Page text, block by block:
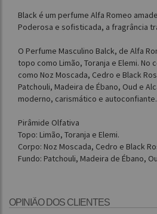
Black é um perfume Alfa Romeo
Poderosa e sofisticada, a fragrância
O Perfume Masculino Balck, de Alfa
topo como Limão, Toranja e Elemi. No
como Noz Moscada, Cedro e Black
Patchouli, Madeira de Ébano, Oud e
moderno, carismático e autoconfiante.
Pirâmide Olfativa
Topo: Limão, Toranja e Elemi.
Corpo: Noz Moscada, Cedro e Black
Fundo: Patchouli, Madeira de Ébano,
OPINIÃO DOS CLIENTES